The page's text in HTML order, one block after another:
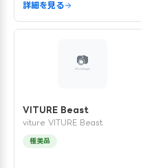
詳細を見る
VITURE Beast
viture VITURE Beast
極美品